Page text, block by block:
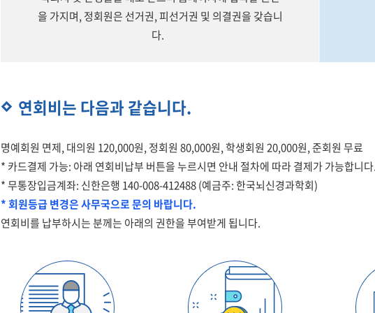
을 가지며, 정회원은 선거권, 피선거권 및 의결권을 갖습니
다.
연회비는 다음과 같습니다.
명예회원 면제, 대의원 120,000원, 정회원 80,000원, 학생회원 20,000원, 준회원 무료
* 카드결제 가능: 아래 연회비납부 버튼을 누르시면 안내 절차에 따라 결제가 가능합니
* 무통장입금계좌: 신한은행 140-008-412488 (예금주: 한국뇌신경과학회)
* 회원등급 변경은 사무국으로 문의 바랍니다.
연회비를 납부하시는 분께는 아래의 권한을 부여받게 됩니다.